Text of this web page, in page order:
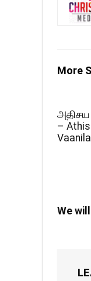
More
அதிசய
–
We